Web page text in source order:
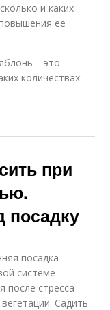
и каких
ее
– это
количествах:
при
посадку
посадка
системе
после стресса
Садить